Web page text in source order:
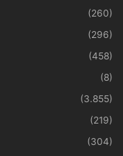
(260)
(296)
(458)
(8)
(3.855)
(219)
(304)